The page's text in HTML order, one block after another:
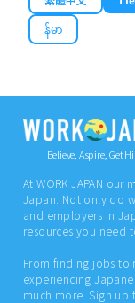
န်မာ
Believe, Aspire, Get
At WORK JAPAN
Japan. Not only do
and employers in
resources you need
From finding jobs to
experiencing
much more. Sign